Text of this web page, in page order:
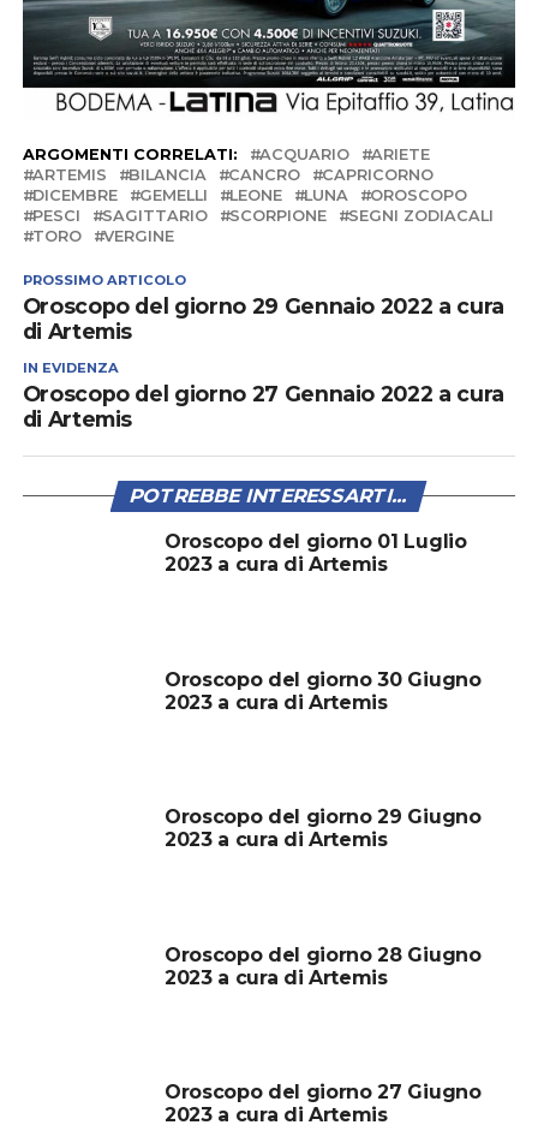
ARGOMENTI CORRELATI: ACQUARIO
ARIETE
ARTEMIS
BILANCIA CANCRO
CAPRICORNO
DICEMBRE
GEMELLI LEONE LUNA
OROSCOPO
PESCI
SAGITTARIO SCORPIONE
SEGNI ZODIACALI
TORO
VERGINE
PROSSIMO ARTICOLO
Oroscopo del giorno 29 Gennaio 2022 a cura
di Artemis
IN EVIDENZA
Oroscopo del giorno 27 Gennaio 2022 a cura
di Artemis
POTREBBE INTERESSARTI...
Oroscopo del giorno 01 Luglio
2023 a cura di Artemis
Oroscopo del giorno 30 Giugno
2023 a cura di Artemis
Oroscopo del giorno 29 Giugno
2023 a cura di Artemis
Oroscopo del giorno 28 Giugno
2023 a cura di Artemis
Oroscopo del giorno 27 Giugno
2023 a cura di Artemis